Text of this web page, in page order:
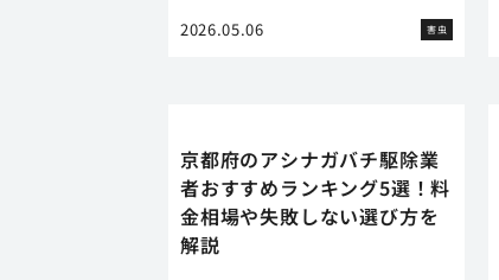
2026.05.06 害虫
京都府のアシナガバチ駆除業
者おすすめランキング5選！料
金相場や失敗しない選び方を
解説